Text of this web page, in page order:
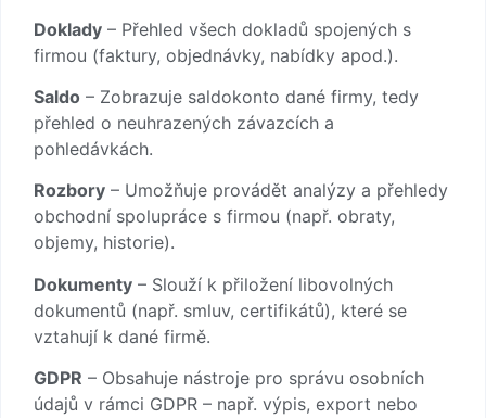
Doklady – Přehled všech dokladů spojených s
firmou (faktury, objednávky, nabídky apod.).
Saldo – Zobrazuje saldokonto dané firmy, tedy
přehled o neuhrazených závazcích a
pohledávkách.
Rozbory – Umožňuje provádět analýzy a přehledy
obchodní spolupráce s firmou (např. obraty,
objemy, historie).
Dokumenty – Slouží k přiložení libovolných
dokumentů (např. smluv, certifikátů), které se
vztahují k dané firmě.
GDPR – Obsahuje nástroje pro správu osobních
údajů v rámci GDPR – např. výpis, export nebo